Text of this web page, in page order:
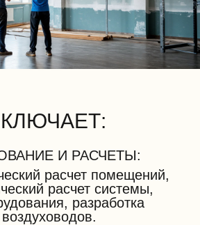
И РАСЧЕТЫ:
расчет помещений,
расчет системы,
разработка